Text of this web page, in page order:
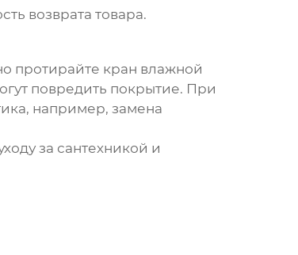
возврата товара.
протирайте кран влажной
повредить покрытие. При
например, замена
за сантехникой и